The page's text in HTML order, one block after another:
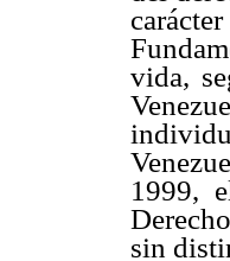
vida,
1999,
sin